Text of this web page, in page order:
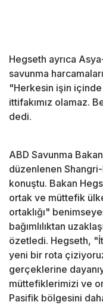
Hegseth ayrıca
savunma
"Herkesin işin içinde
ittifakımız olamaz.
dedi.
ABD Savunma
düzenlenen
konuştu. Bakan
ortak ve müttefik
ortaklığı"
bağımlılıktan
özetledi. Hegseth,
yeni bir rota
gerçeklerine
müttefiklerimizi ve
Pasifik bölgesini